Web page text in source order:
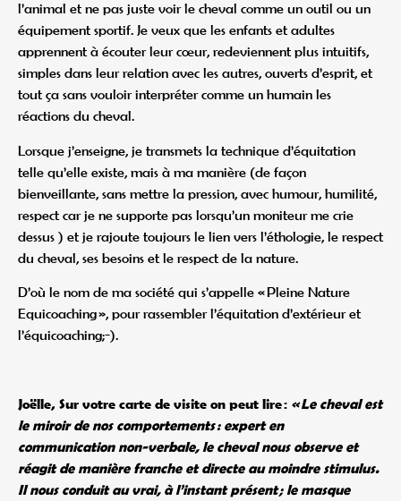
l’animal et ne pas juste voir le cheval comme un outil ou un
équipement sportif. Je veux que les enfants et adultes
apprennent à écouter leur cœur, redeviennent plus intuitifs,
simples dans leur relation avec les autres, ouverts d’esprit, et
tout ça sans vouloir interpréter comme un humain les
réactions du cheval.
Lorsque j’enseigne, je transmets la technique d’équitation
telle qu’elle existe, mais à ma manière (de façon
bienveillante, sans mettre la pression, avec humour, humilité,
respect car je ne supporte pas lorsqu’un moniteur me crie
dessus ) et je rajoute toujours le lien vers l’éthologie, le respect
du cheval, ses besoins et le respect de la nature.
D’où le nom de ma société qui s’appelle « Pleine Nature
Equicoaching », pour rassembler l’équitation d’extérieur et
l’équicoaching;-).
Joëlle, Sur votre carte de visite on peut lire : « Le cheval est
le miroir de nos comportements : expert en
communication non-verbale, le cheval nous observe et
réagit de manière franche et directe au moindre stimulus.
Il nous conduit au vrai, à l’instant présent ; le masque